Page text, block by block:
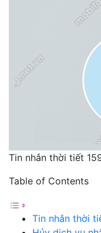
Tin nhắn thời tiết
Table of Contents
Tin nhắn thời